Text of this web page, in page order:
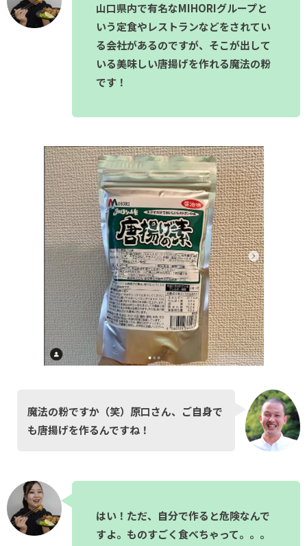
山口県内で有名なMIHORIグループと
いう定食やレストランなどをされてい
る会社があるのですが、そこが出して
いる美味しい唐揚げを作れる魔法の粉
です！
魔法の粉ですか（笑）原口さん、ご自身で
も唐揚げを作るんですね！
はい！ただ、自分で作ると危険なんで
すよ。ものすごく食べちゃって。。。